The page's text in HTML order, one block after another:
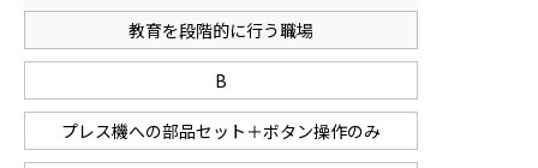
教育を段階的に行う職場
B
プレス機への部品セット＋ボタン操作のみ